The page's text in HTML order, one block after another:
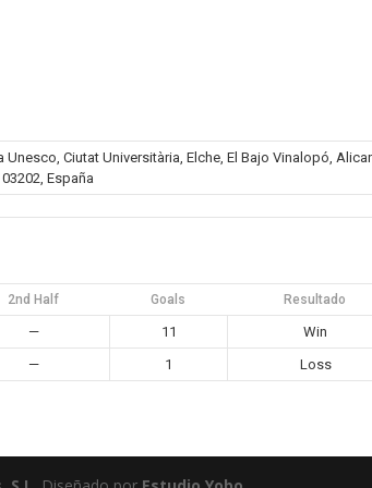
Ciutat Universitària, Elche, El Bajo Vinalopó,
España
2nd Half Goals Resultado
— 11
Win
— 1 Loss